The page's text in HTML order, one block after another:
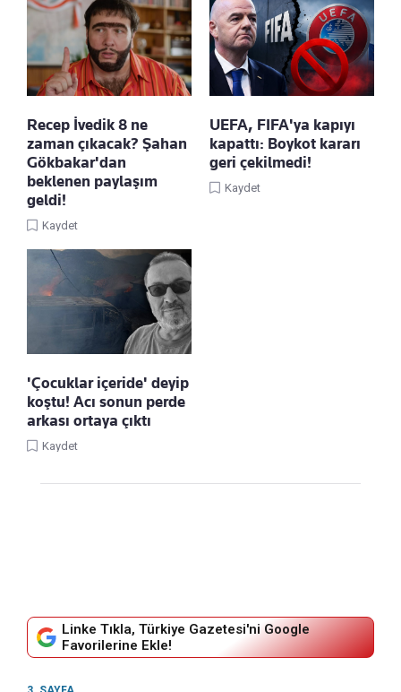
Recep İvedik 8 ne
zaman çıkacak? Şahan
Gökbakar'dan
beklenen paylaşım
geldi!
Kaydet
UEFA, FIFA'ya kapıyı
kapattı: Boykot kararı
geri çekilmedi!
Kaydet
'Çocuklar içeride' deyip
koştu! Acı sonun perde
arkası ortaya çıktı
Kaydet
Linke Tıkla, Türkiye Gazetesi'ni Google
Favorilerine Ekle!